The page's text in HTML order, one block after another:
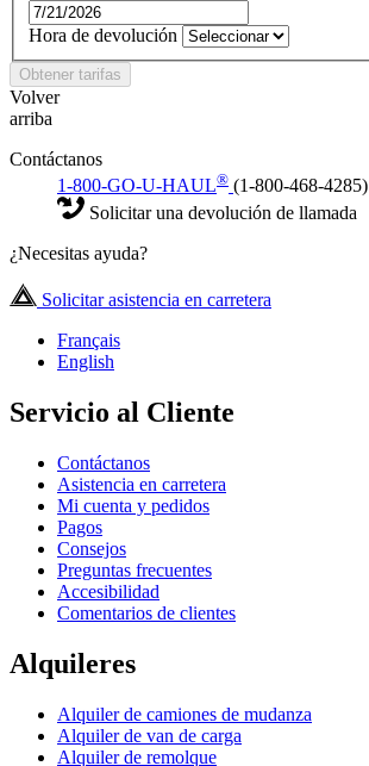
Hora de devolución
Obtener tarifas
Volver
arriba
Contáctanos
1-800-GO-U-HAUL® (1-800-468-4285)
Solicitar una devolución de llamada
¿Necesitas ayuda?
Solicitar asistencia en carretera
Français
English
Servicio al Cliente
Contáctanos
Asistencia en carretera
Mi cuenta y pedidos
Pagos
Consejos
Preguntas frecuentes
Accesibilidad
Comentarios de clientes
Alquileres
Alquiler de camiones de mudanza
Alquiler de van de carga
Alquiler de remolque